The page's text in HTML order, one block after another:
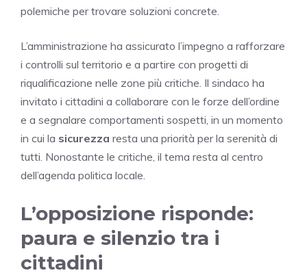
polemiche per trovare soluzioni concrete.
L’amministrazione ha assicurato l’impegno a rafforzare
i controlli sul territorio e a partire con progetti di
riqualificazione nelle zone più critiche. Il sindaco ha
invitato i cittadini a collaborare con le forze dell’ordine
e a segnalare comportamenti sospetti, in un momento
in cui la sicurezza resta una priorità per la serenità di
tutti. Nonostante le critiche, il tema resta al centro
dell’agenda politica locale.
L’opposizione risponde:
paura e silenzio tra i
cittadini